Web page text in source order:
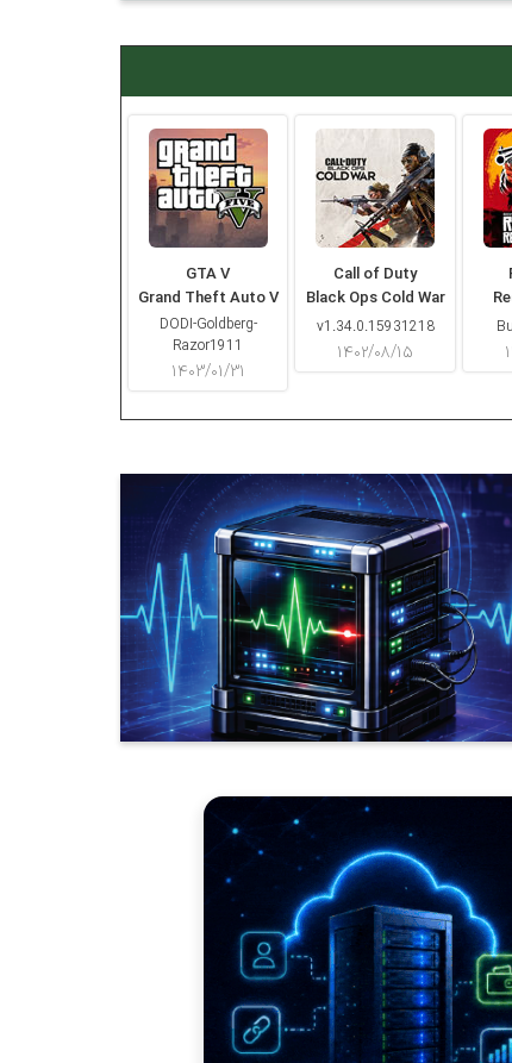
GTA V
Grand Theft Auto V
DODI-Goldberg-
Razor1911
۱۴۰۳/۰۱/۳۱
Call of Duty
Black Ops Cold War
v1.34.0.15931218
۱۴۰۲/۰۸/۱۵